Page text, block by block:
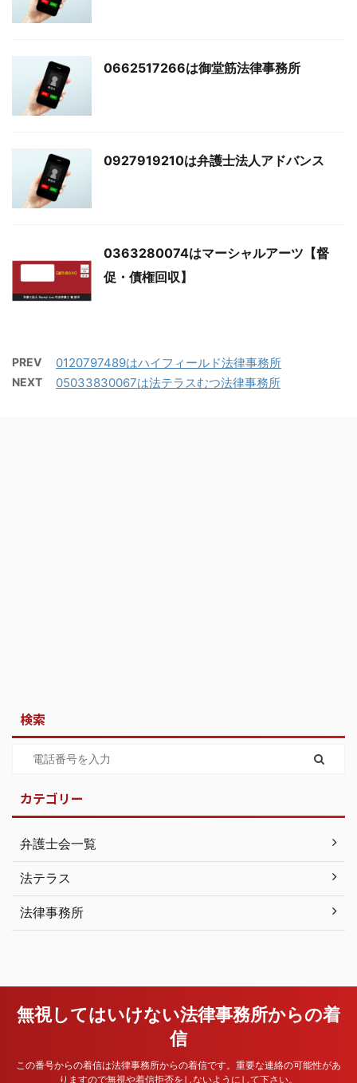
0662517266は御堂筋法律事務所
0927919210は弁護士法人アドバンス
0363280074はマーシャルアーツ【督
促・債権回収】
PREV 0120797489はハイフィールド法律事務所
NEXT 05033830067は法テラスむつ法律事務所
検索
カテゴリー
弁護士会一覧
法テラス
法律事務所
無視してはいけない法律事務所からの着
信
この番号からの着信は法律事務所からの着信です。重要な連絡の可能性があ
りますので無視や着信拒否をしないようにして下さい。